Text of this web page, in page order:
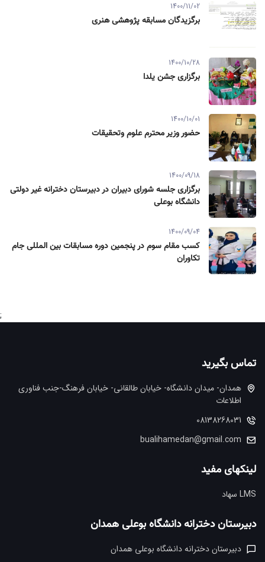
1400/11/02
برگزیدگان مسابقه پژوهشی هنری
1400/10/28
برگزاری جشن یلدا
1400/10/01
حضور وزیر محترم علوم وتحقیقات
1400/09/18
برگزاری جلسه شورای دبیران در دبیرستان دخترانه غیر دولتی
دانشگاه بوعلی
1400/09/04
کسب مقام سوم در پنجمین دوره مسابقات بین المللی جام
تکاوران
;
تماس بگیرید
همدان- میدان دانشگاه- خیابان طالقانی- خیابان فرهنگ-جنب فناوری
اطلاعات
08138268031
bualihamedan@gmail.com
لینکهای مفید
LMS سهاد
دبیرستان دخترانه دانشگاه بوعلی همدان
دبیرستان دخترانه دانشگاه بوعلی همدان